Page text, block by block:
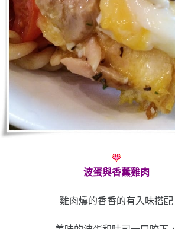
波蛋與香薰雞肉
雞肉燻的香香的有入味搭配